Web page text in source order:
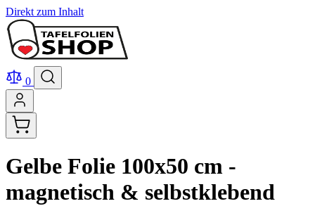
Direkt zum Inhalt
0
Gelbe Folie 100x50 cm -
magnetisch & selbstklebend